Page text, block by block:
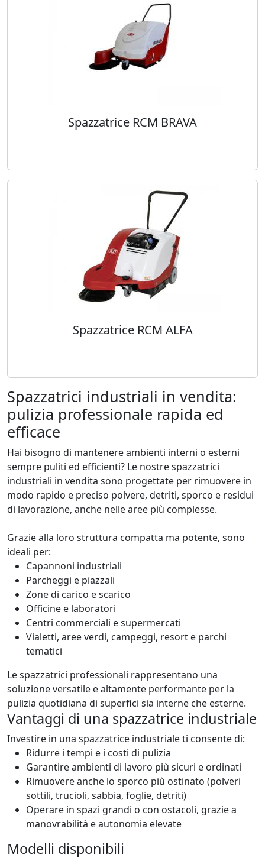
Spazzatrice RCM BRAVA
Spazzatrice RCM ALFA
Spazzatrici industriali in vendita:
pulizia professionale rapida ed
efficace
Hai bisogno di mantenere ambienti interni o esterni
sempre puliti ed efficienti? Le nostre spazzatrici
industriali in vendita sono progettate per rimuovere in
modo rapido e preciso polvere, detriti, sporco e residui
di lavorazione, anche nelle aree più complesse.
Grazie alla loro struttura compatta ma potente, sono
ideali per:
Capannoni industriali
Parcheggi e piazzali
Zone di carico e scarico
Officine e laboratori
Centri commerciali e supermercati
Vialetti, aree verdi, campeggi, resort e parchi
tematici
Le spazzatrici professionali rappresentano una
soluzione versatile e altamente performante per la
pulizia quotidiana di superfici sia interne che esterne.
Vantaggi di una spazzatrice industriale
Investire in una spazzatrice industriale ti consente di:
Ridurre i tempi e i costi di pulizia
Garantire ambienti di lavoro più sicuri e ordinati
Rimuovere anche lo sporco più ostinato (polveri
sottili, trucioli, sabbia, foglie, detriti)
Operare in spazi grandi o con ostacoli, grazie a
manovrabilità e autonomia elevate
Modelli disponibili